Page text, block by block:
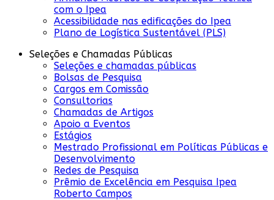
com o Ipea
Acessibilidade nas edificações do Ipea
Plano de Logística Sustentável (PLS)
Seleções e Chamadas Públicas
Seleções e chamadas públicas
Bolsas de Pesquisa
Cargos em Comissão
Consultorias
Chamadas de Artigos
Apoio a Eventos
Estágios
Mestrado Profissional em Políticas Públicas e
Desenvolvimento
Redes de Pesquisa
Prêmio de Excelência em Pesquisa Ipea
Roberto Campos